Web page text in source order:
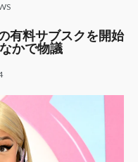
有料サブスクを開始
かで物議